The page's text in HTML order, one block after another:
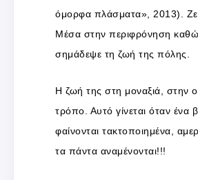
όμορφα πλάσματα», 2013).
Μέσα στην περιφρόνηση
σημάδεψε τη ζωή της πόλης.
Η ζωή της στη μοναξιά, στην
τρόπο. Αυτό γίνεται όταν
φαίνονται τακτοποιημένα,
τα πάντα αναμένονται!!!